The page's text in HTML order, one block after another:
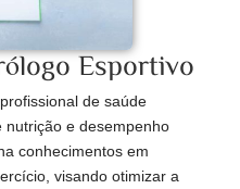
Esportivo
de saúde
nutrição e desempenho
conhecimentos em
visando otimizar a